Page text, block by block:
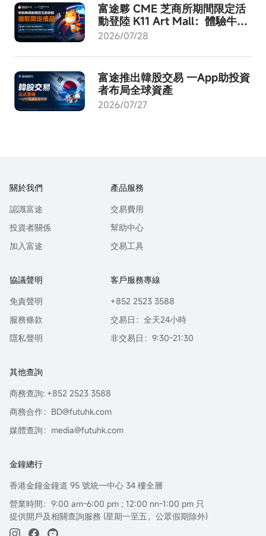
富途夥 CME 芝商所期間限定活
動登陸 K11 Art Mall：體驗牛牛
AI - 成就交易進化！
2026/07/28
富途推出韓股交易 一App助投資
者布局全球資產
2026/07/27
關於我們
認識富途
投資者關係
加入富途
產品服務
交易費用
幫助中心
交易工具
協議聲明
免責聲明
服務條款
隱私聲明
客戶服務專線
+852 2523 3588
交易日：全天24小時
非交易日：9:30-21:30
其他查詢
商務查詢: +852 2523 3588
商務合作：BD@futuhk.com
媒體查詢：media@futuhk.com
金鐘總行
香港金鐘金鐘道 95 號統一中心 34 樓全層
營業時間：9:00 am-6:00 pm ; 12:00 nn-1:00 pm 只
提供開戶及相關查詢服務 (星期一至五，公眾假期除外)